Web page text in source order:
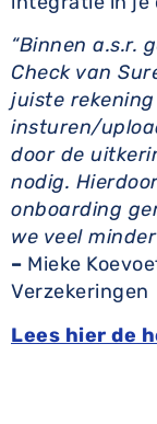
“Binnen a.s.r.
Check van
juiste
insturen/
door de
nodig.
onboarding
we veel
– Mieke
Verzekeringen
Lees hier de